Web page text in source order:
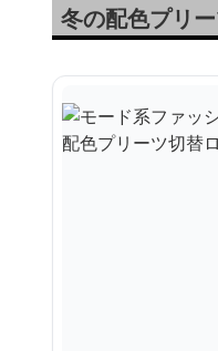
冬の配色プリ